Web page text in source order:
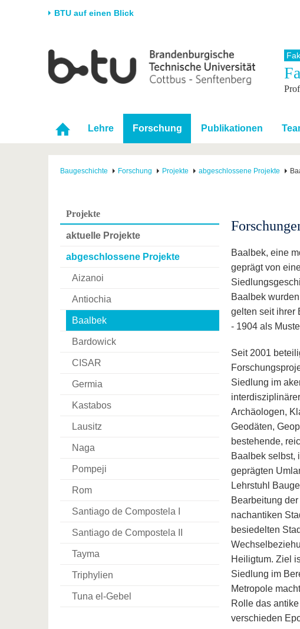
BTU auf einen Blick
Universität
Karriere & Engagement
Partnerschaften &
Strukturwandel
Forschung
Förderung
Wissenschaftlicher
Nachwuchs
Studium
Studienangebot
Im Studium
Nach dem
Lehre Forschung Publikationen
Baugeschichte Forschung Projekte abgeschlossene Projekte
Projekte
aktuelle Projekte
abgeschlossene Projekte
Aizanoi
Antiochia
Baalbek
Bardowick
CISAR
Germia
Kastabos
Lausitz
Naga
Pompeji
Rom
Santiago de Compostela I
Santiago de Compostela II
Tayma
Triphylien
Tuna el-Gebel
Baalbek, eine
geprägt von
Baalbek
gelten seit ihrer
- 1904 als
Seit 2001
Siedlung im
Archäologen,
Geodäten,
bestehende,
Baalbek selbst,
geprägten
Lehrstuhl
Bearbeitung
nachantiken
besiedelten
Heiligtum. Ziel
Siedlung im
Metropole
Rolle das
verschieden